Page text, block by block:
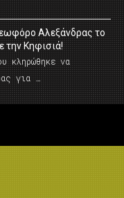
Αλεξάνδρας το
την Κηφισιά!
κληρώθηκε να
για …